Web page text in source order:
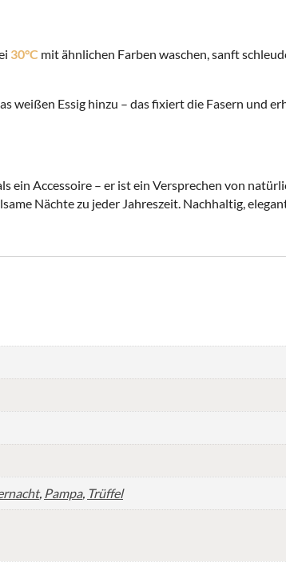
30°C mit ähnlichen Farben waschen, sanft
weißen Essig hinzu – das fixiert die Fasern und
ein Accessoire – er ist ein Versprechen von
Nächte zu jeder Jahreszeit. Nachhaltig,
, Pampa, Trüffel